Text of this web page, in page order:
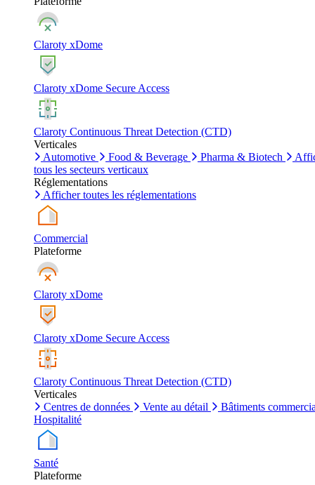
Claroty xDome
Claroty xDome Secure Access
Claroty Continuous Threat Detection (CTD)
Verticales
Automotive
Food & Beverage Pharma & Biotech
tous les secteurs verticaux
Réglementations
Afficher toutes les réglementations
Commercial
Plateforme
Claroty xDome
Claroty xDome Secure Access
Claroty Continuous Threat Detection (CTD)
Verticales
Centres de données
Vente au détail
Bâtiments
Hospitalité
Santé
Plateforme